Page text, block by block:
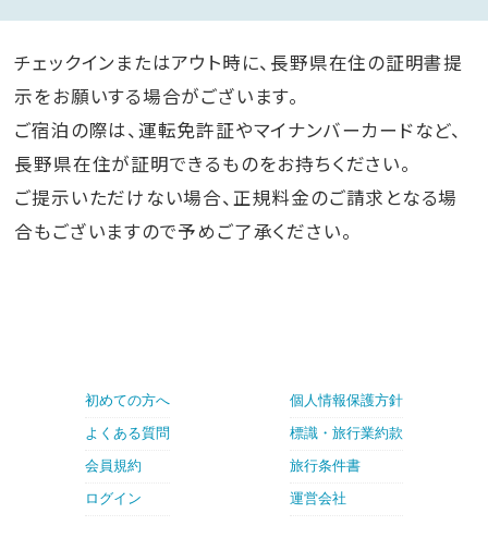
チェックインまたはアウト時に、長野県在住の証明書提
示をお願いする場合がございます。
ご宿泊の際は、運転免許証やマイナンバーカードなど、
長野県在住が証明できるものをお持ちください。
ご提示いただけない場合、正規料金のご請求となる場
合もございますので予めご了承ください。
初めての方へ
よくある質問
会員規約
ログイン
個人情報保護方針
標識・旅行業約款
旅行条件書
運営会社